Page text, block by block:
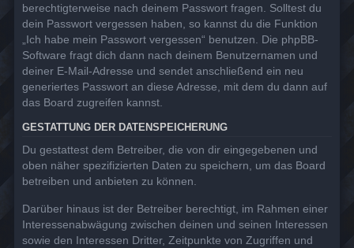
berechtigterweise nach deinem Passwort fragen. Solltest du
dein Passwort vergessen haben, so kannst du die Funktion
„Ich habe mein Passwort vergessen“ benutzen. Die phpBB-
Software fragt dich dann nach deinem Benutzernamen und
deiner E-Mail-Adresse und sendet anschließend ein neu
generiertes Passwort an diese Adresse, mit dem du dann auf
das Board zugreifen kannst.
GESTATTUNG DER DATENSPEICHERUNG
Du gestattest dem Betreiber, die von dir eingegebenen und
oben näher spezifizierten Daten zu speichern, um das Board
betreiben und anbieten zu können.
Darüber hinaus ist der Betreiber berechtigt, im Rahmen einer
Interessenabwägung zwischen deinen und seinen Interessen
sowie den Interessen Dritter, Zeitpunkte von Zugriffen und